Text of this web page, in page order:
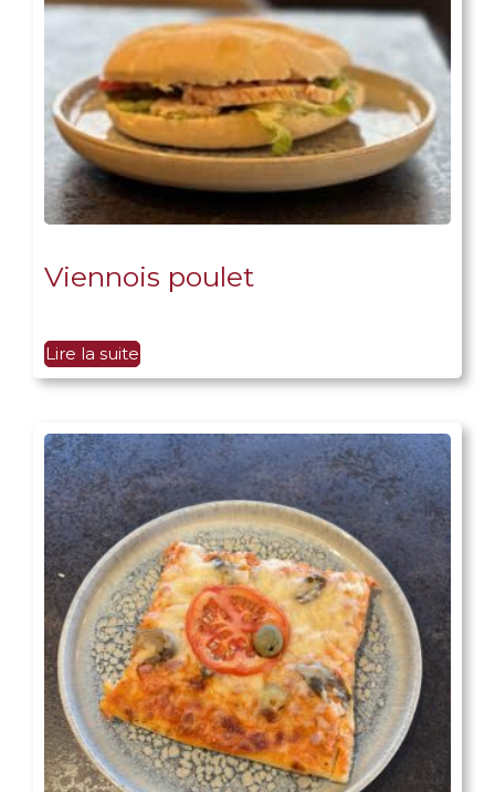
Viennois poulet
Lire la suite